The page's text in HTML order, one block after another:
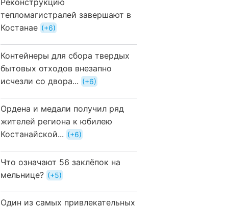
Реконструкцию
тепломагистралей завершают в
Костанае
+6
Контейнеры для сбора твердых
бытовых отходов внезапно
исчезли со двора...
+6
Ордена и медали получил ряд
жителей региона к юбилею
Костанайской...
+6
Что означают 56 заклёпок на
мельнице?
+5
Один из самых привлекательных